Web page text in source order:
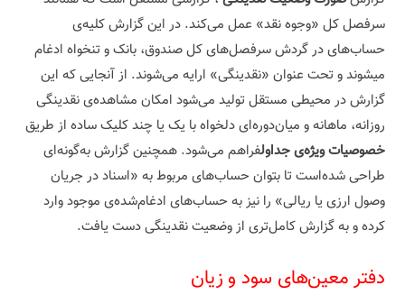
سرفصل کل «وجوه نقد» عمل می‌کند. در این گزارش کلیه‌ی
حساب‌های در گردش سرفصل‌های کل صندوق، بانک و تنخواه ادغام
میشوند و تحت عنوان «نقدینگی» ارایه می‌شوند. از آنجایی که این
گزارش در محیطی مستقل تولید می‌شود امکان مشاهده‌ی نقدینگی
روزانه، ماهانه و میان‌دوره‌ای دلخواه با یک یا چند کلیک ساده از طریق
خصوصیات ویژه‌ی جداولفراهم می‌شود. همچنین گزارش به‌گونه‌ای
طراحی شده‌است تا بتوان حساب‌های مربوط به «اسناد در جریان
وصول ارزی یا ریالی» را نیز به حساب‌های ادغام‌شده‌ی موجود وارد
کرده و به گزارش کامل‌تری از وضعیت نقدینگی دست یافت.
دفتر معین‌های سود و زیان